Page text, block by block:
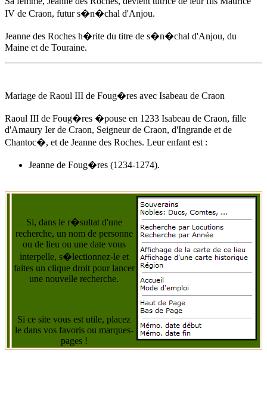
IV de Craon, futur s�n�chal d'Anjou.
Jeanne des Roches h�rite du titre de s�n�chal d'Anjou, du
Maine et de Touraine.
Mariage de Raoul III de Foug�res avec Isabeau de Craon
Raoul III de Foug�res �pouse en 1233 Isabeau de Craon, fille
d'Amaury Ier de Craon, Seigneur de Craon, d'Ingrande et de
Chantoc�, et de Jeanne des Roches. Leur enfant est :
Jeanne de Foug�res (1234-1274).
Si, dans le r�sultat d'une
recherche, un nom de personne
ou de lieu ou une date vous
interpelle, s�lectionnez-le et
faites un clique droit pour lancer
une nouvelle recherche.
Si ce site vous est utile, placez
le dans vos favoris ou marques-
pages !